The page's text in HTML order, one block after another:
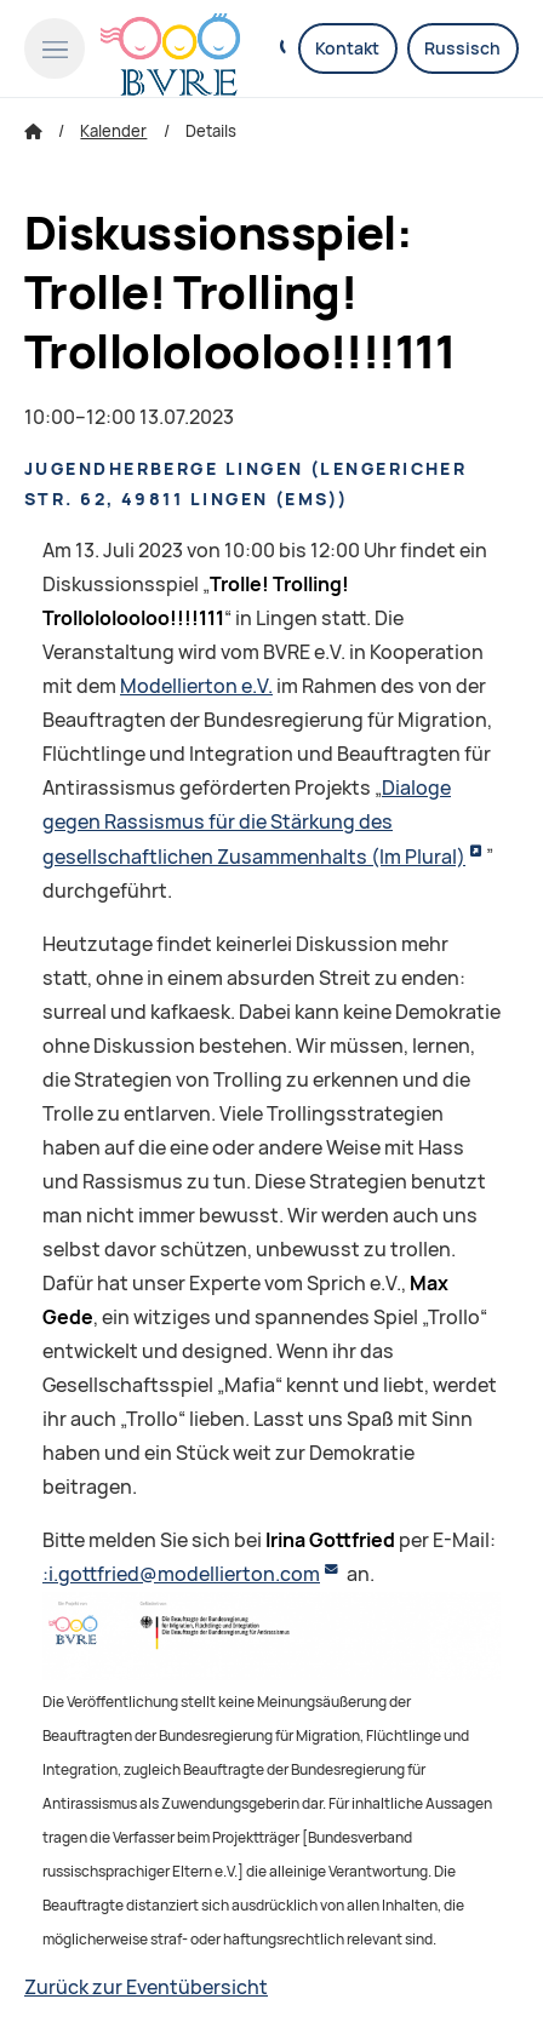
Kontakt Russisch
Kalender Details
Diskussionsspiel:
Trolle! Trolling!
Trollololooloo!!!!111
10:00–12:00 13.07.2023
JUGENDHERBERGE LINGEN (LENGERICHER
STR. 62, 49811 LINGEN (EMS))
Am 13. Juli 2023 von 10:00 bis 12:00 Uhr findet ein
Diskussionsspiel „Trolle! Trolling!
Trollololooloo!!!!111“ in Lingen statt. Die
Veranstaltung wird vom BVRE e.V. in Kooperation
mit dem Modellierton e.V. im Rahmen des von der
Beauftragten der Bundesregierung für Migration,
Flüchtlinge und Integration und Beauftragten für
Antirassismus geförderten Projekts „Dialoge
gegen Rassismus für die Stärkung des
gesellschaftlichen Zusammenhalts (Im Plural)
”
durchgeführt.
Heutzutage findet keinerlei Diskussion mehr
statt, ohne in einem absurden Streit zu enden:
surreal und kafkaesk. Dabei kann keine Demokratie
ohne Diskussion bestehen. Wir müssen, lernen,
die Strategien von Trolling zu erkennen und die
Trolle zu entlarven. Viele Trollingsstrategien
haben auf die eine oder andere Weise mit Hass
und Rassismus zu tun. Diese Strategien benutzt
man nicht immer bewusst. Wir werden auch uns
selbst davor schützen, unbewusst zu trollen.
Dafür hat unser Experte vom Sprich e.V., Max
Gede, ein witziges und spannendes Spiel „Trollo“
entwickelt und designed. Wenn ihr das
Gesellschaftsspiel „Mafia“ kennt und liebt, werdet
ihr auch „Trollo“ lieben. Lasst uns Spaß mit Sinn
haben und ein Stück weit zur Demokratie
beitragen.
Bitte melden Sie sich bei Irina Gottfried per E-Mail:
:i.gottfried@modellierton.com
an.
Die Veröffentlichung stellt keine Meinungsäußerung der
Beauftragten der Bundesregierung für Migration, Flüchtlinge und
Integration, zugleich Beauftragte der Bundesregierung für
Antirassismus als Zuwendungsgeberin dar. Für inhaltliche Aussagen
tragen die Verfasser beim Projektträger [Bundesverband
russischsprachiger Eltern e.V.] die alleinige Verantwortung. Die
Beauftragte distanziert sich ausdrücklich von allen Inhalten, die
möglicherweise straf- oder haftungsrechtlich relevant sind.
Zurück zur Eventübersicht